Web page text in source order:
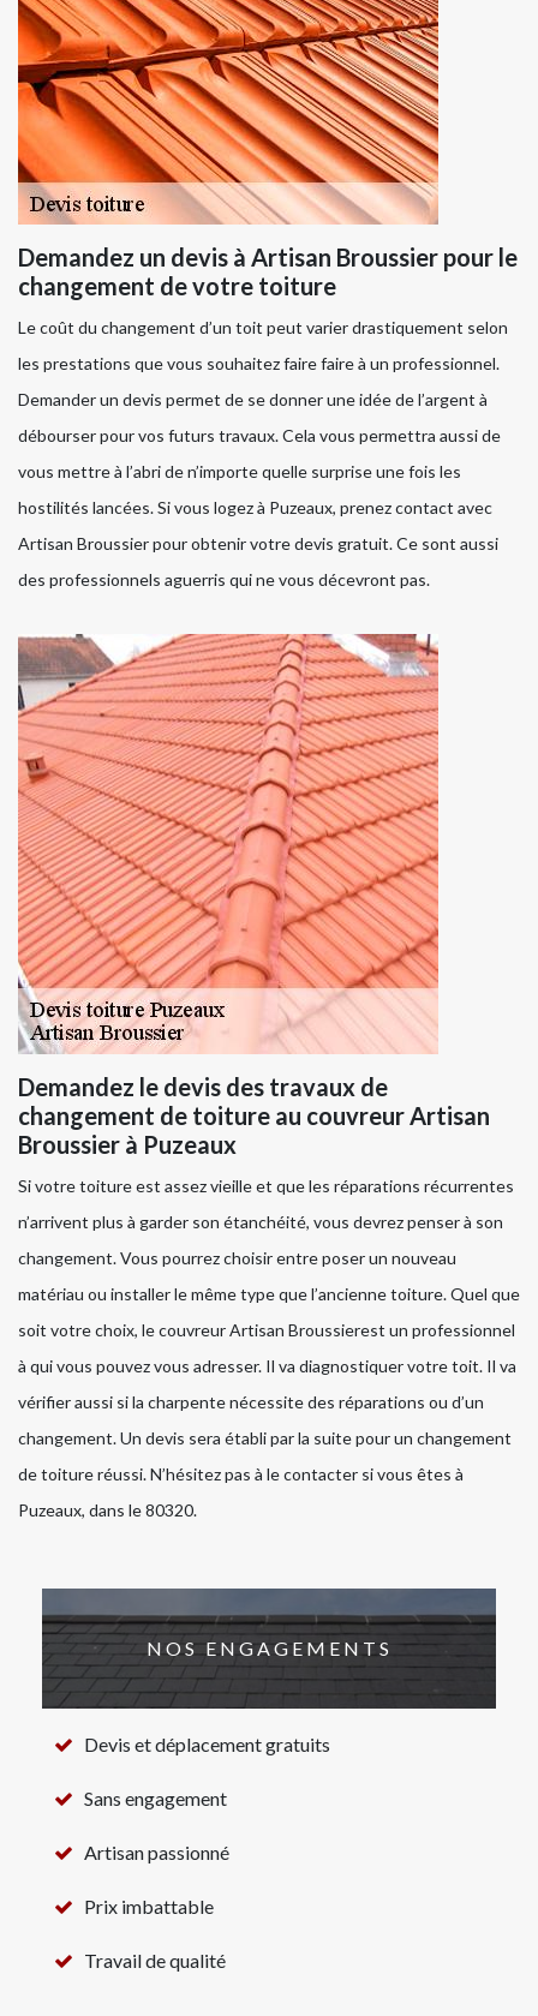
Demandez un devis à Artisan Broussier pour le
changement de votre toiture
Le coût du changement d’un toit peut varier drastiquement selon
les prestations que vous souhaitez faire faire à un professionnel.
Demander un devis permet de se donner une idée de l’argent à
débourser pour vos futurs travaux. Cela vous permettra aussi de
vous mettre à l’abri de n’importe quelle surprise une fois les
hostilités lancées. Si vous logez à Puzeaux, prenez contact avec
Artisan Broussier pour obtenir votre devis gratuit. Ce sont aussi
des professionnels aguerris qui ne vous décevront pas.
Demandez le devis des travaux de
changement de toiture au couvreur Artisan
Broussier à Puzeaux
Si votre toiture est assez vieille et que les réparations récurrentes
n’arrivent plus à garder son étanchéité, vous devrez penser à son
changement. Vous pourrez choisir entre poser un nouveau
matériau ou installer le même type que l’ancienne toiture. Quel que
soit votre choix, le couvreur Artisan Broussierest un professionnel
à qui vous pouvez vous adresser. Il va diagnostiquer votre toit. Il va
vérifier aussi si la charpente nécessite des réparations ou d’un
changement. Un devis sera établi par la suite pour un changement
de toiture réussi. N’hésitez pas à le contacter si vous êtes à
Puzeaux, dans le 80320.
NOS ENGAGEMENTS
Devis et déplacement gratuits
Sans engagement
Artisan passionné
Prix imbattable
Travail de qualité